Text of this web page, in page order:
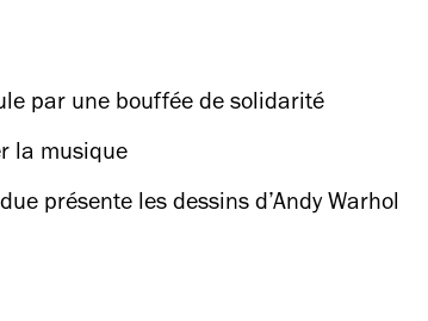
par une bouffée de solidarité
la musique
présente les dessins d’Andy Warhol